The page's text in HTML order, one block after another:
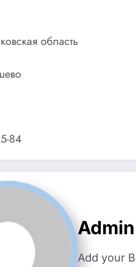
область
84
Admin
Add your